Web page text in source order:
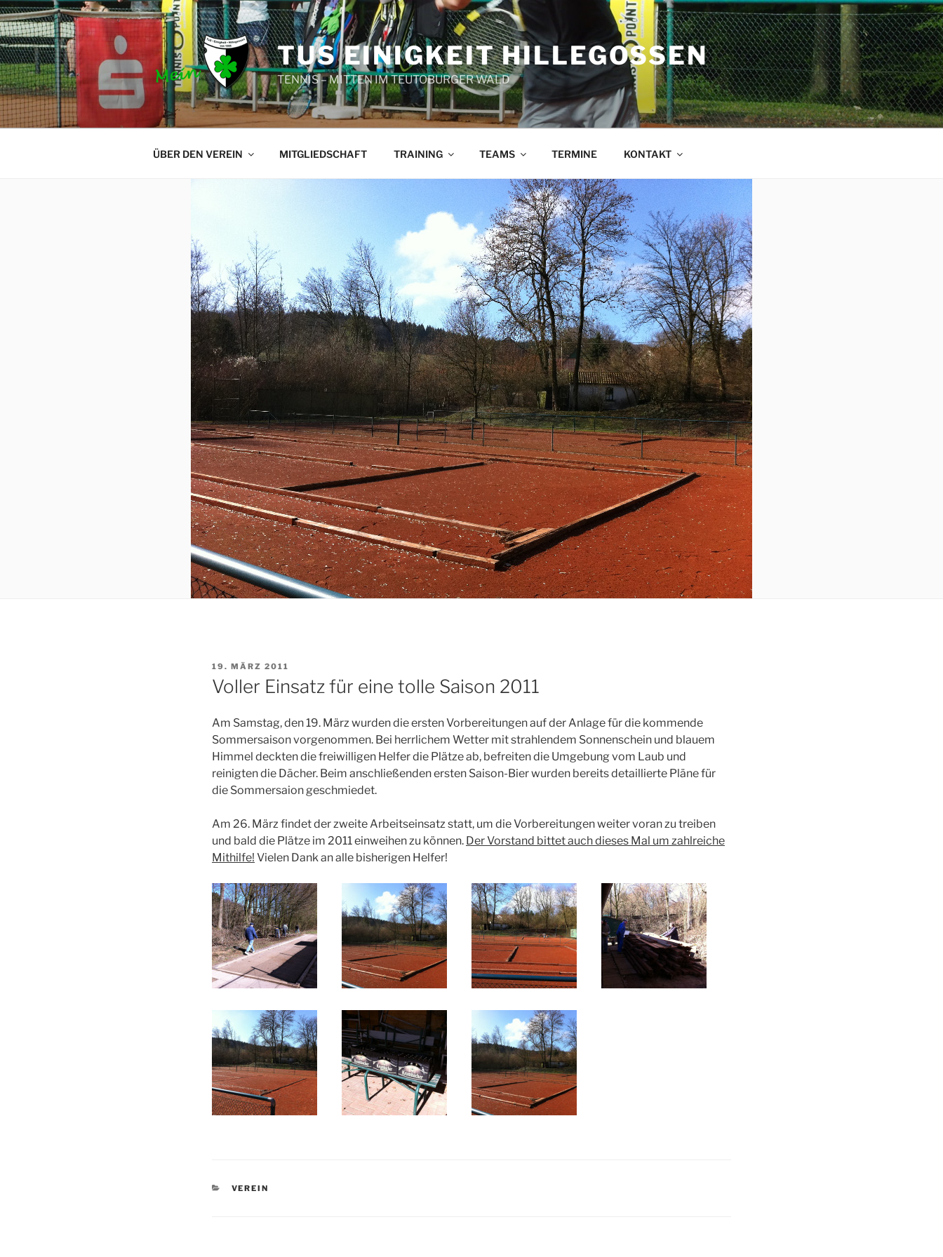
Zum
Inhalt
springen
TUS EINIGKEIT HILLEGOSSEN
TENNIS – MITTEN IM TEUTOBURGER WALD
ÜBER DEN VEREIN MITGLIEDSCHAFT TRAINING TEAMS TERMINE KONTAKT
VERÖFFENTLICHT
AM
19. MÄRZ 2011
Voller Einsatz für eine tolle Saison 2011
Am Samstag, den 19. März wurden die ersten Vorbereitungen auf der Anlage für die kommende
Sommersaison vorgenommen. Bei herrlichem Wetter mit strahlendem Sonnenschein und blauem
Himmel deckten die freiwilligen Helfer die Plätze ab, befreiten die Umgebung vom Laub und
reinigten die Dächer. Beim anschließenden ersten Saison-Bier wurden bereits detaillierte Pläne für
die Sommersaion geschmiedet.
Am 26. März findet der zweite Arbeitseinsatz statt, um die Vorbereitungen weiter voran zu treiben
und bald die Plätze im 2011 einweihen zu können. Der Vorstand bittet auch dieses Mal um zahlreiche
Mithilfe! Vielen Dank an alle bisherigen Helfer!
KATEGORIEN
VEREIN